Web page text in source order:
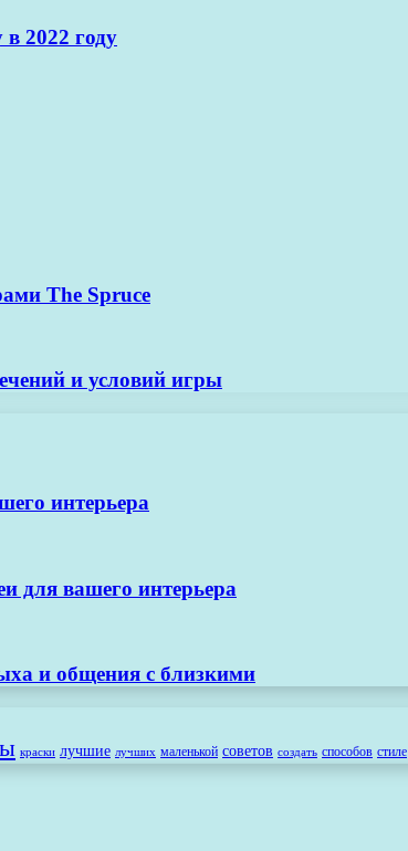
2022 году
The Spruce
и условий игры
интерьера
для вашего интерьера
и общения с близкими
краски лучшие лучших маленькой советов создать способов стиле